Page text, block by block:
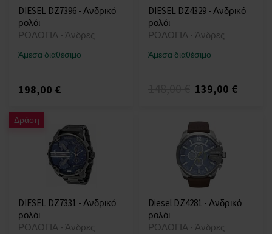
DIESEL DZ7396 - Ανδρικό
ρολόι
ΡΟΛΟΓΙΑ - Άνδρες
Άμεσα διαθέσιμο
198,00 €
DIESEL DZ4329 - Ανδρικό
ρολόι
ΡΟΛΟΓΙΑ - Άνδρες
Άμεσα διαθέσιμο
139,00 €
Δράση
DIESEL DZ7331 - Ανδρικό
ρολόι
ΡΟΛΟΓΙΑ - Άνδρες
Diesel DZ4281 - Ανδρικό
ρολόι
ΡΟΛΟΓΙΑ - Άνδρες